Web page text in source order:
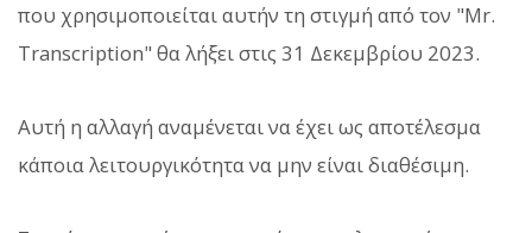
που χρησιμοποιείται αυτήν τη στιγμή από τον "Mr.
Transcription" θα λήξει στις 31 Δεκεμβρίου 2023.
Αυτή η αλλαγή αναμένεται να έχει ως αποτέλεσμα
κάποια λειτουργικότητα να μην είναι διαθέσιμη.